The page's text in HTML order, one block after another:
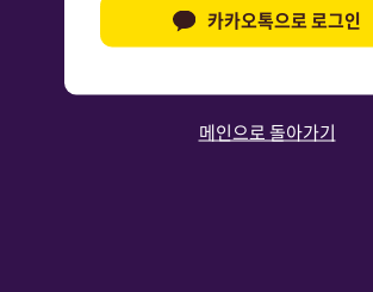
카카오톡으로 로그인
메인으로 돌아가기